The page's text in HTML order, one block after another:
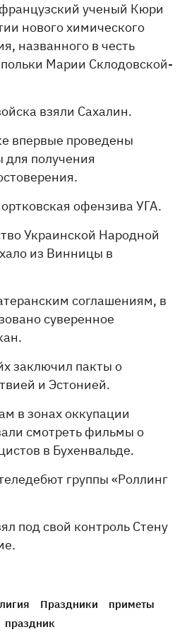
ученый Кюри
нового химического
названного в честь
Марии Склодовской-
взяли Сахалин.
впервые проведены
получения
офензива УГА.
Украинской Народной
из Винницы в
соглашениям, в
суверенное
заключил пакты о
и Эстонией.
в зонах оккупации
смотреть фильмы о
в Бухенвальде.
группы «Роллинг
под свой контроль Стену
Праздники
приметы
праздник